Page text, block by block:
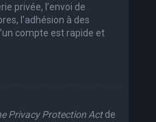
privée, l’envoi de
l’adhésion à des
compte est rapide et
Privacy Protection Actde